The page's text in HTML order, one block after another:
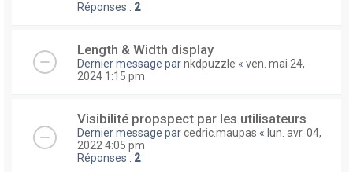
Réponses : 2
Length & Width display
Dernier message parnkdpuzzle « ven. mai 24,
2024 1:15 pm
Visibilité propspect par les utilisateurs
Dernier message parcedric.maupas « lun. avr. 04,
2022 4:05 pm
Réponses : 2